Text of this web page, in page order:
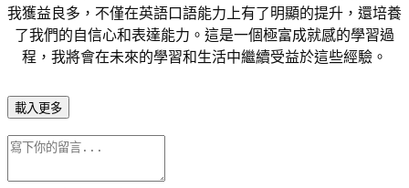
我獲益良多，不僅在英語口語能力上有了明顯的提升，還培養
了我們的自信心和表達能力。這是一個極富成就感的學習過
程，我將會在未來的學習和生活中繼續受益於這些經驗。
載入更多